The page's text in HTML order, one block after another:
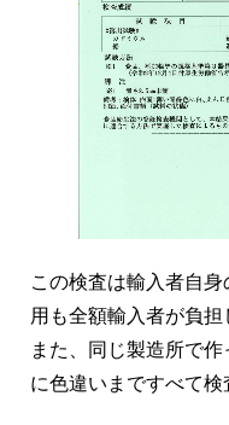
この検査は輸入者自
用も全額輸入者が負担
また、同じ製造所で
に色違いまですべて検